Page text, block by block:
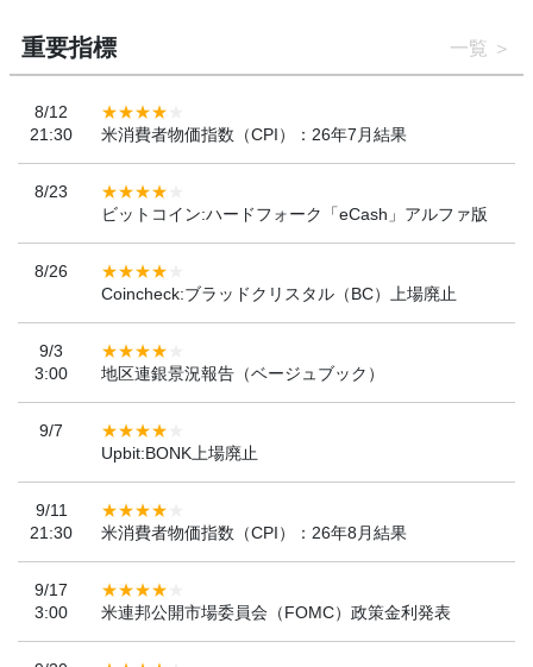
重要指標 一覧
8/12
21:30
米消費者物価指数（CPI）：26年7月結果
8/23
ビットコイン:ハードフォーク「eCash」アルファ版
8/26
Coincheck:ブラッドクリスタル（BC）上場廃止
9/3
3:00
地区連銀景況報告（ベージュブック）
9/7
Upbit:BONK上場廃止
9/11
21:30
米消費者物価指数（CPI）：26年8月結果
9/17
3:00
米連邦公開市場委員会（FOMC）政策金利発表